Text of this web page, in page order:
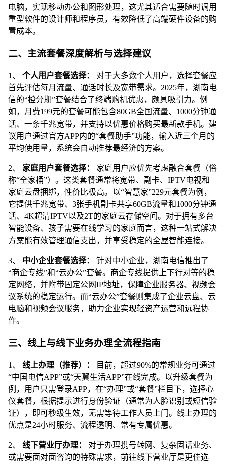
电脑，实现移动办公和图形处理，这尤其适合需要随时调用
重型软件的设计师和程序员，有效降低了高端硬件设备的购
置成本。
二、主流套餐深度解析与选择建议
1、 个人用户套餐选择：
对于大多数个人用户，选择套餐应
首先评估每月流量、通话时长及宽带需求。2025年，湖南电
信的“橙分期”套餐结合了终端购机优惠，颇具吸引力。例
如，月费199元的套餐可能包含80GB全国流量、1000分钟通
话、一条千兆宽带，并支持以优惠价格购买最新款手机。建
议用户通过官方APP内的“套餐助手”功能，输入近三个月的
平均使用量，系统会自动推荐最经济的方案。
2、 家庭用户套餐选择：
家庭用户应优先考虑融合套餐（俗
称“全家桶”）。这类套餐通常将宽带、副卡、IPTV电视和
家庭云盘捆绑，性价比极高。以“智慧家”229元套餐为例，
它提供千兆宽带、3张手机副卡共享60GB流量和1000分钟通
话、4K超清IPTV以及2T的家庭云存储空间。对于拥有多台
智能设备、孩子需要在线学习的家庭而言，这种一站式解决
方案能有效管理通信支出，并享受稳定的全屋智能连接。
3、 中小企业套餐选择：
针对中小企业，湖南电信推出了
“商企专线”和“云办公”套餐。商企专线提供上下行对等的稳
定网络，并附带固定公网IP地址，保障企业服务器、视频会
议系统的稳定运行。而“云办公”套餐则集成了企业云盘、云
电脑和视频会议服务，助力企业实现轻资产运营和远程协
作。
三、线上与线下业务办理全流程指南
1、 线上办理（推荐）：
目前，超过90%的常规业务可通过
“中国电信APP”或“天翼生活APP”在线完成。以升级套餐为
例，用户只需登录APP，在“办理”或“套餐”栏目下，选择心
仪套餐，根据提示进行身份验证（通常为人脸识别或短信验
证），即可秒级生效，无需等待工作人员上门。线上办理的
优点是24小时服务、流程透明、常有专属优惠。
2、 线下营业厅办理：
对于办理携号转网、复杂固话业务、
或需要面对面咨询的特殊需求，前往线下营业厅是更佳选